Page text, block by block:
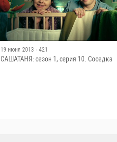
19 июня 2013 · 421
САШАТАНЯ: сезон 1, серия 10. Соседка